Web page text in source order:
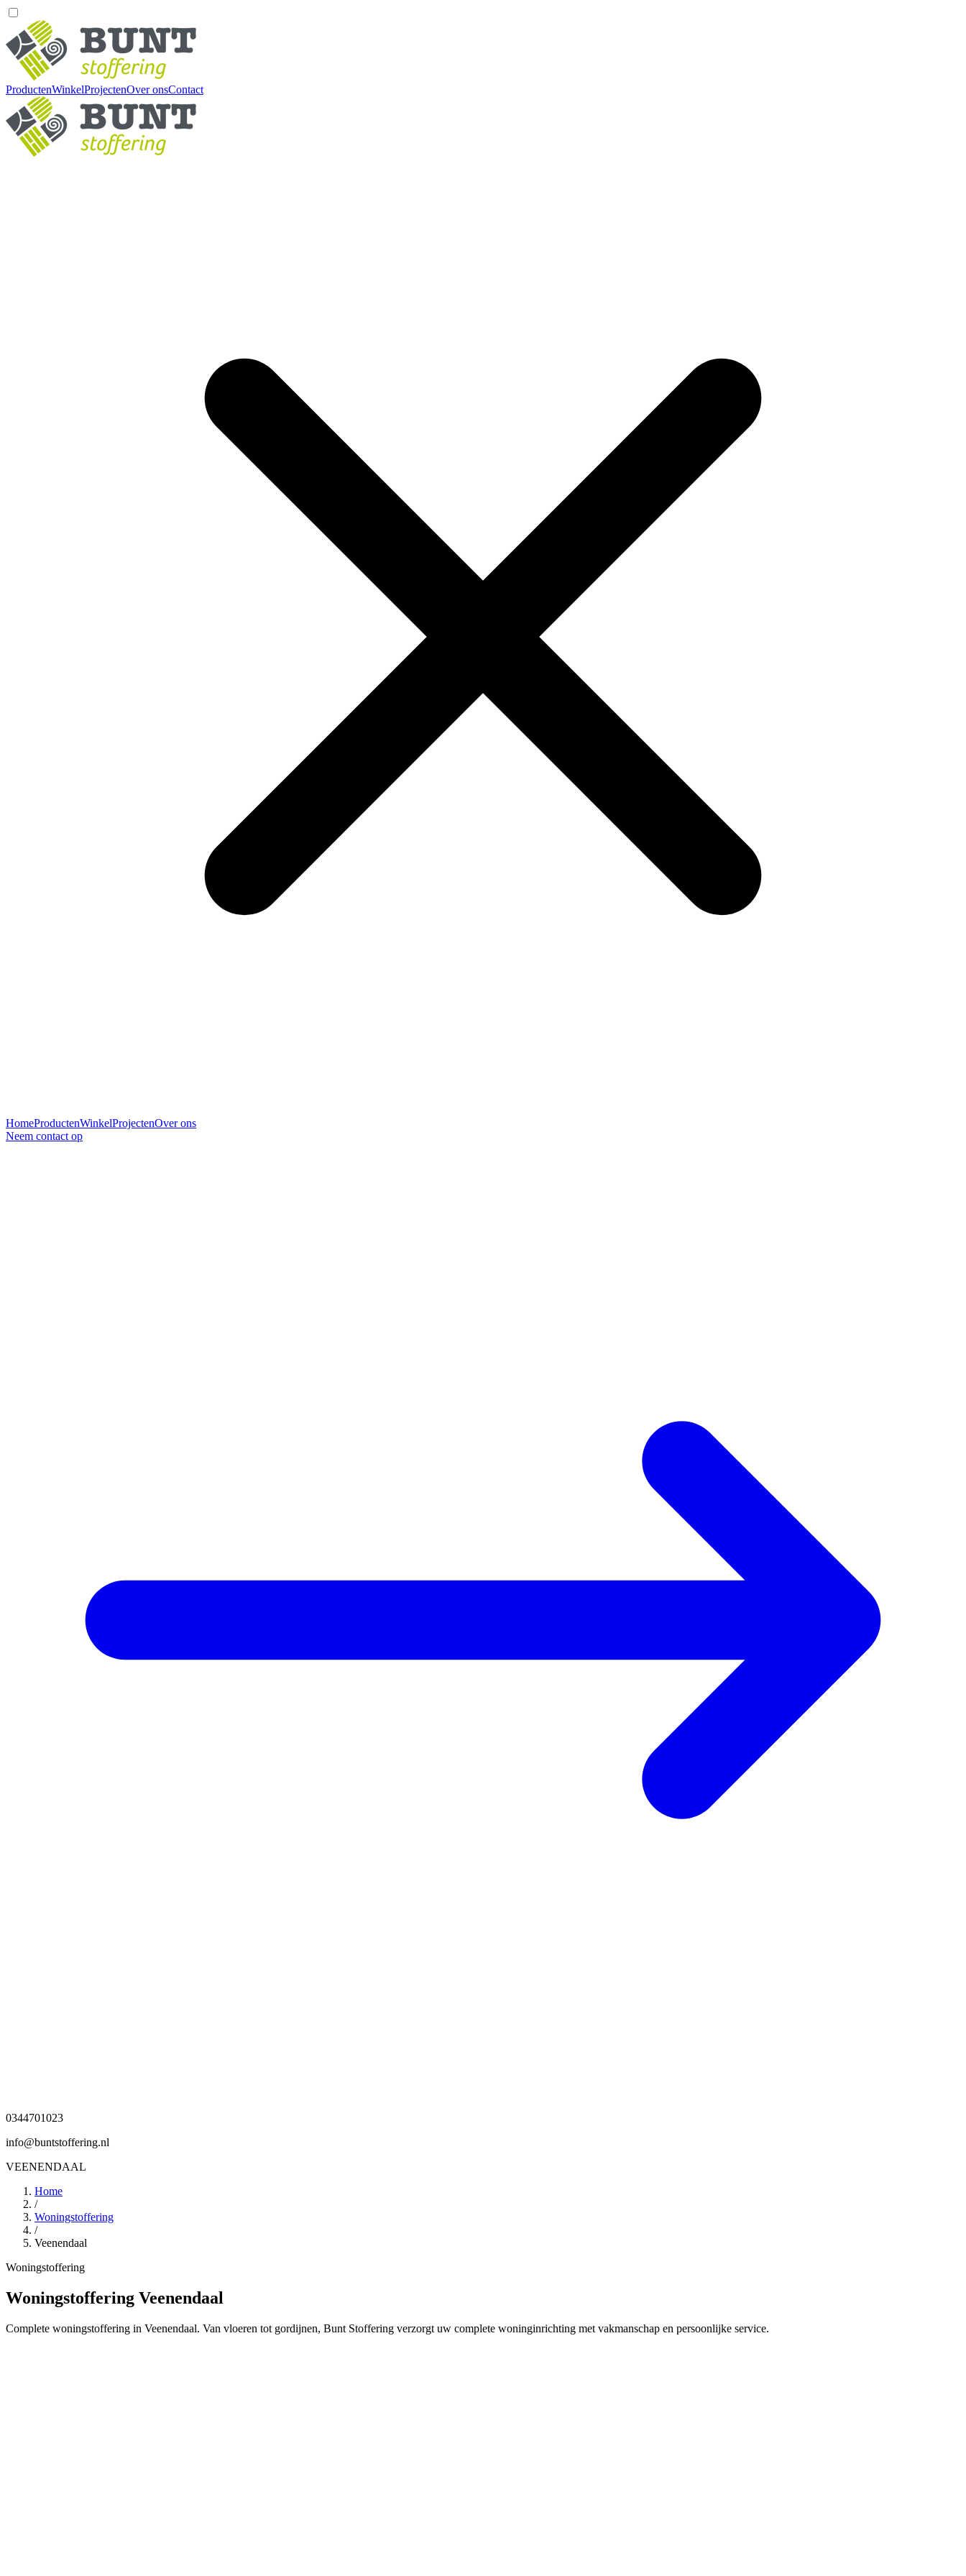
ProductenWinkelProjectenOver onsContact
HomeProductenWinkelProjectenOver ons
Neem contact op
0344701023
info@buntstoffering.nl
VEENENDAAL
Home
/
Woningstoffering
/
Veenendaal
Woningstoffering
Woningstoffering Veenendaal
Complete woningstoffering in Veenendaal. Van vloeren tot gordijnen, Bunt Stoffering verzorgt uw complete woninginrichting met vakmanschap en persoonlijke service.